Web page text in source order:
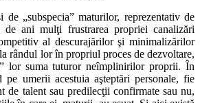
„subspecia” maturilor, reprezentativ de
ani mulţi frustrarea propriei canalizări
al descurajărilor şi minimalizărilor
rândul lor în propriul proces de dezvoltare,
lor suma tuturor neîmplinirilor proprii. În
umerii acestuia aşteptări personale, fie
de talent sau predilecţii confirmate sau nu,